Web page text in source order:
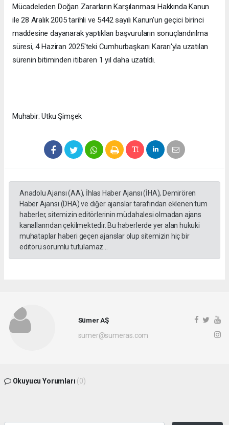
Mücadeleden Doğan Zararların Karşılanması Hakkında Kanun
ile 28 Aralık 2005 tarihli ve 5442 sayılı Kanun'un geçici birinci
maddesine dayanarak yaptıkları başvuruların sonuçlandırılma
süresi, 4 Haziran 2025'teki Cumhurbaşkanı Kararı'yla uzatılan
sürenin bitiminden itibaren 1 yıl daha uzatıldı.
Muhabir: Utku Şimşek
Anadolu Ajansı (AA), İhlas Haber Ajansı (İHA), Demirören
Haber Ajansı (DHA) ve diğer ajanslar tarafından eklenen tüm
haberler, sitemizin editörlerinin müdahalesi olmadan ajans
kanallarından çekilmektedir. Bu haberlerde yer alan hukuki
muhataplar haberi geçen ajanslar olup sitemizin hiç bir
editörü sorumlu tutulamaz...
Sümer AŞ
sumer@sumeras.com
Okuyucu Yorumları (0)